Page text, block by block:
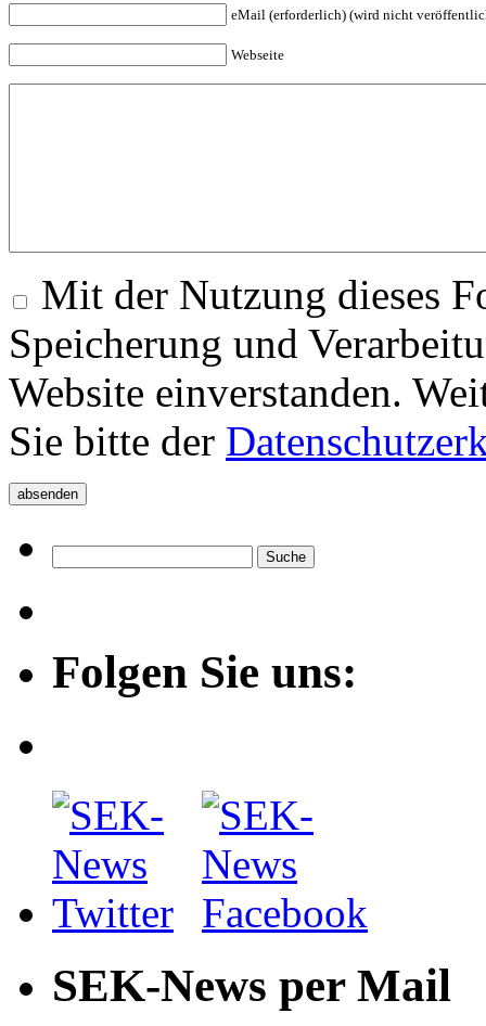
eMail (erforderlich) (wird nicht
Webseite
Mit der Nutzung dieses
Speicherung und
Website einverstanden.
Sie bitte der
Folgen Sie uns:
SEK-News per Mail